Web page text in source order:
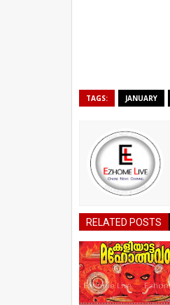
TAGS: JANUARY
RELATED POSTS